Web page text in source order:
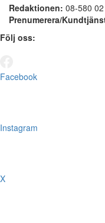
Redaktionen: 08-580
Prenumerera/
Följ oss:
Facebook
Instagram
X